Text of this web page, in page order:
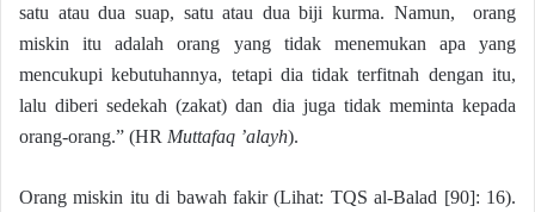
satu atau dua suap, satu atau dua biji kurma. Namun, orang
miskin itu adalah orang yang tidak menemukan apa yang
mencukupi kebutuhannya, tetapi dia tidak terfitnah dengan itu,
lalu diberi sedekah (zakat) dan dia juga tidak meminta kepada
orang-orang.” (HR Muttafaq ’alayh).
Orang miskin itu di bawah fakir (Lihat: TQS al-Balad [90]: 16).